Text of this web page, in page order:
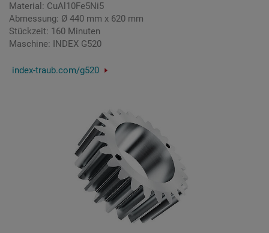
Material: CuAl10Fe5Ni5
Abmessung: Ø 440 mm x 620 mm
Stückzeit: 160 Minuten
Maschine: INDEX G520
index-traub.com/g520